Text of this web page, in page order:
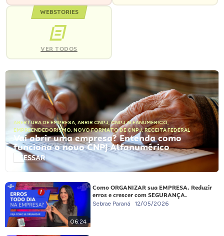
WEBSTORIES
VER TODOS
ABERTURA DE EMPRESA, ABRIR CNPJ,CNPJ ALFANUMÉRICO,
EMPREENDEDORISMO, NOVO FORMATO DE CNPJ,RECEITA FEDERAL
Vai abrir uma empresa? Entenda como
funciona o novo CNPJ Alfanumérico
ACESSAR
06:24
Como ORGANIZAR sua EMPRESA. Reduzir
erros e crescer com SEGURANÇA.
Sebrae Paraná 12/05/2026